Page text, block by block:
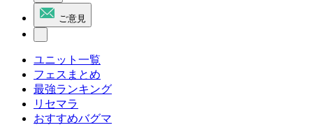
ご意見
ユニット一覧
フェスまとめ
最強ランキング
リセマラ
おすすめバグマ